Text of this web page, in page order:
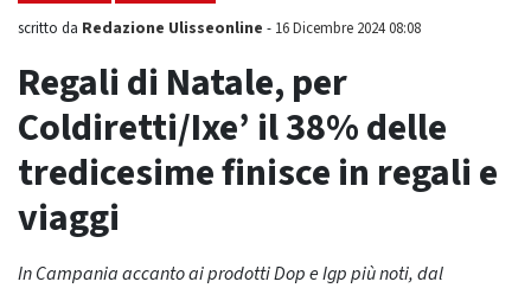
scritto da Redazione Ulisseonline - 16 Dicembre 2024 08:08
Regali di Natale, per
Coldiretti/Ixe’ il 38% delle
tredicesime finisce in regali e
viaggi
In Campania accanto ai prodotti Dop e Igp più noti, dal